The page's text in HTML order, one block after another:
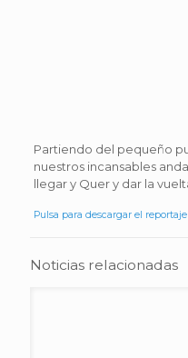
Partiendo del pequeño
nuestros incansables
llegar y Quer y dar la
Pulsa para descargar el reportaje
Noticias relacionadas